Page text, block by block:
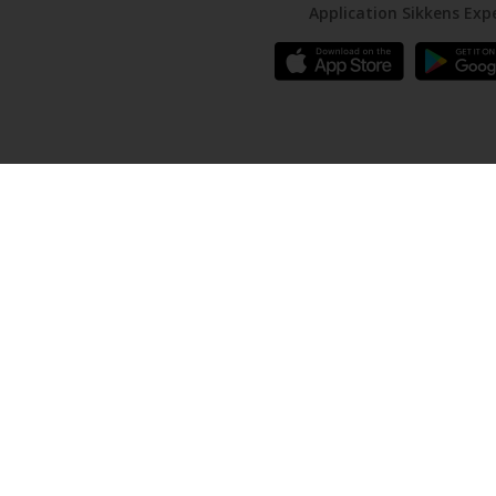
Application Sikkens